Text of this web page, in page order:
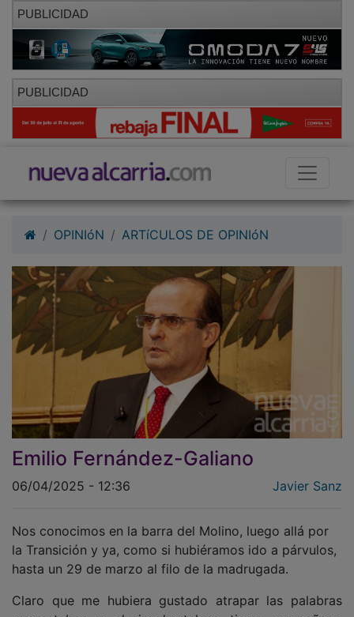
PUBLICIDAD
PUBLICIDAD
Emilio Fernández-Galiano
la Transición y ya, como si hubiéramos ido a párvulos,
hasta un 29 de marzo al filo de la madrugada.
que estaban en el aire: hortelano, tierra, compañero,